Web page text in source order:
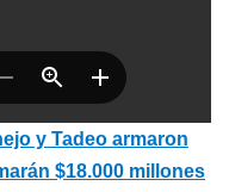
y Tadeo armaron
$18.000 millones